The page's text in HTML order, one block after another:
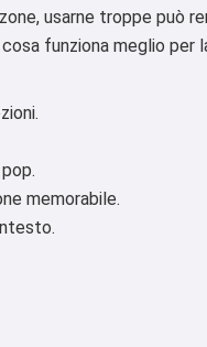
usarne troppe può
funziona meglio per
memorabile.